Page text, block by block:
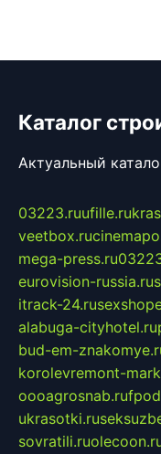
Каталог
Актуальный
03223.ruufille.ru
veetbox.ru
mega-press.ru
eurovision-russia.ru
itrack-24.ru
alabuga-cityhotel.ru
bud-em-
korolevremont-
oooagrosnab.ru
ukrasotki.ru
sovratili.ru